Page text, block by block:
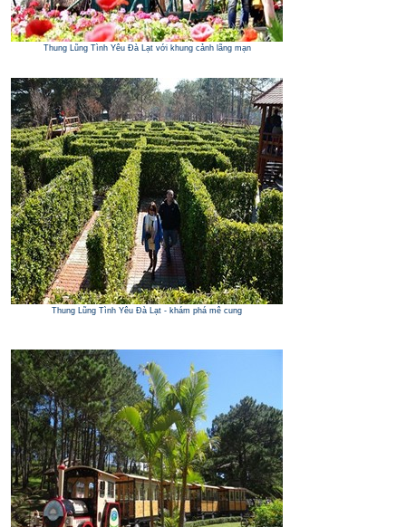
Thung Lũng Tình Yêu Đà Lạt với khung cảnh lãng mạn
Thung Lũng Tình Yêu Đà Lạt - khám phá mê cung